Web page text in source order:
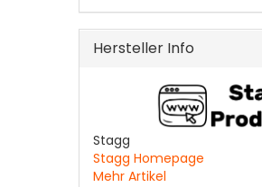
Hersteller Info
Stagg
Stagg Homepage
Mehr Artikel